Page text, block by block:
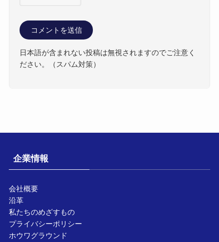
日本語が含まれない投稿は無視されますのでご注意く
ださい。（スパム対策）
企業情報
会社概要
沿革
私たちのめざすもの
プライバシーポリシー
ホウワグラウンド